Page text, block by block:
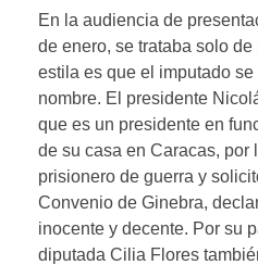
En la audiencia de
de enero, se trataba solo
estila es que el imputado
nombre. El presidente
que es un presidente en
de su casa en Caracas, por
prisionero de guerra y
Convenio de Ginebra,
inocente y decente. Por su
diputada Cilia Flores